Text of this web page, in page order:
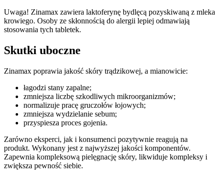
Uwaga! Zinamax zawiera laktoferynę bydlęcą pozyskiwaną z mleka
krowiego. Osoby ze skłonnością do alergii lepiej odmawiają
stosowania tych tabletek.
Skutki uboczne
Zinamax poprawia jakość skóry trądzikowej, a mianowicie:
łagodzi stany zapalne;
zmniejsza liczbę szkodliwych mikroorganizmów;
normalizuje pracę gruczołów łojowych;
zmniejsza wydzielanie sebum;
przyspiesza proces gojenia.
Zarówno eksperci, jak i konsumenci pozytywnie reagują na
produkt. Wykonany jest z najwyższej jakości komponentów.
Zapewnia kompleksową pielęgnację skóry, likwiduje kompleksy i
zwiększa pewność siebie.